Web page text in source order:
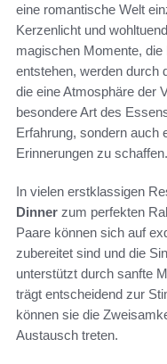
eine romantische Welt
Kerzenlicht und
magischen Momente,
entstehen, werden durch
die eine Atmosphäre der
besondere Art des
Erfahrung, sondern auch
Erinnerungen zu schaffen.
In vielen erstklassigen
Dinner zum perfekten
Paare können sich auf
zubereitet sind und die
unterstützt durch sanfte
trägt entscheidend zur
können sie die
Austausch treten.